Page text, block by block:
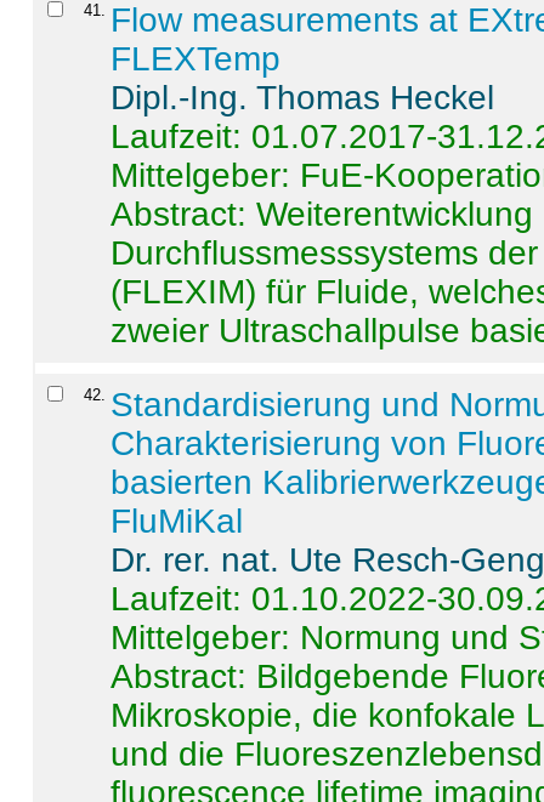
41. Flow measurements at
FLEXTemp
Dipl.-Ing. Thomas Heckel
Laufzeit: 01.07.2017-
Mittelgeber: FuE-
Abstract:
Durchflussmesssystems
(FLEXIM) für Fluide,
zweier Ultraschallpulse
42. Standardisierung und
Charakterisierung von
basierten
FluMiKal
Dr. rer. nat. Ute Resch-
Laufzeit: 01.10.2022-
Mittelgeber: Normung und
Abstract: Bildgebende
Mikroskopie, die konfokale
und die
fluorescence lifetime